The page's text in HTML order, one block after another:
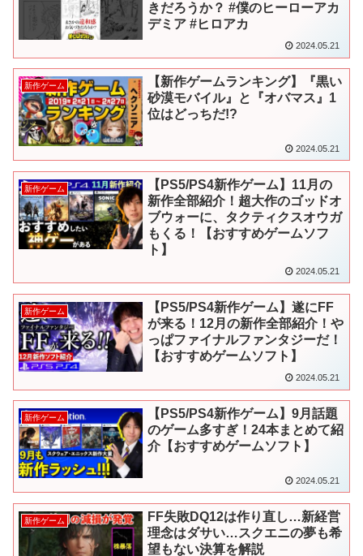
きだろうか？ #僕のヒーローアカ
デミア #ヒロアカ
2024.05.21
新作ゲーム
【新作ゲームランキング】『黒い
砂漠モバイル』と『オバマス』1
位はどっちだ!?
2024.05.21
新作ゲーム
【PS5/PS4新作ゲーム】11月の
新作全部紹介！超大作のゴッドオ
ブウォーに、タクティクスオウガ
もくる！【おすすめゲームソフ
ト】
2024.05.21
新作ゲーム
【PS5/PS4新作ゲーム】遂にFF
が来る！12月の新作全部紹介！や
っぱファイナルファンタジーだ！
【おすすめゲームソフト】
2024.05.21
新作ゲーム
【PS5/PS4新作ゲーム】9月話題
のゲーム多すぎ！24本まとめて紹
介【おすすめゲームソフト】
2024.05.21
新作ゲーム
FF失敗DQ12は作り直し…新経営
理念はダサい…スクエニの夢も希
望もない決算を解説